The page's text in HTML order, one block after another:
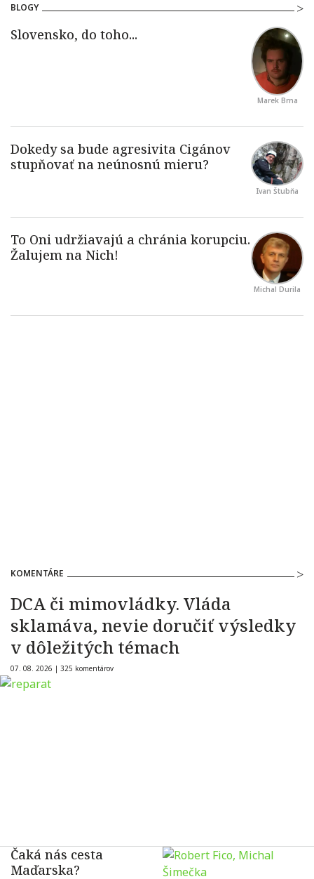
BLOGY
Marek Brna
Ivan Štubňa
Michal Durila
KOMENTÁRE
DCA či mimovládky. Vláda
sklamáva, nevie doručiť výsledky
v dôležitých témach
07. 08. 2026 | 325 komentárov
Čaká nás cesta
Maďarska?